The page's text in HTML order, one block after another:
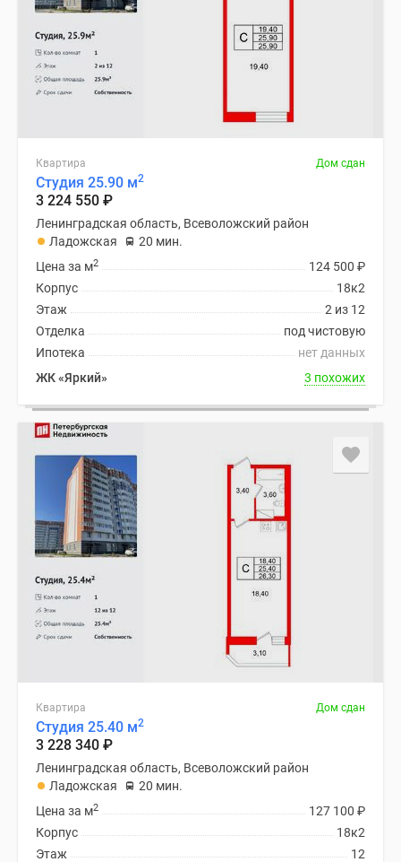
Квартира Дом сдан
Студия 25.90 м2
3 224 550 ₽
Ленинградская область, Всеволожский район
Ладожская
20 мин.
124 500 ₽
Цена за м2
18к2
Корпус
2 из 12
Этаж
под чистовую
Отделка
нет данных
Ипотека
ЖК «Яркий»
3 похожих
Квартира Дом сдан
Студия 25.40 м2
3 228 340 ₽
Ленинградская область, Всеволожский район
Ладожская
20 мин.
127 100 ₽
Цена за м2
18к2
Корпус
12
Этаж